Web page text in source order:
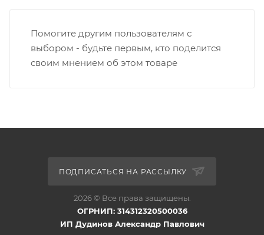
Помогите другим пользователям с
выбором - будьте первым, кто поделится
своим мнением об этом товаре
ПОДПИСАТЬСЯ НА РАССЫЛКУ
2026 © Все права защищены.
ОГРНИП: 314312320500036
ИП Дудинов Александр Павлович